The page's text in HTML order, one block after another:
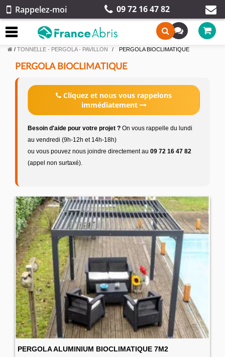
Rappelez-moi 09 72 16 47 82
/ TONNELLE - PERGOLA - PAVILLON PERGOLA BIOCLIMATIQUE
PERGOLA BIOCLIMATIQUE
Cliquez et nous vous rappelons
immédiatement
Besoin d'aide pour votre projet ? On vous rappelle du lundi
au vendredi (9h-12h et 14h-18h)
ou vous pouvez nous joindre directement au 09 72 16 47 82
(appel non surtaxé).
PERGOLA ALUMINIUM BIOCLIMATIQUE 7M2